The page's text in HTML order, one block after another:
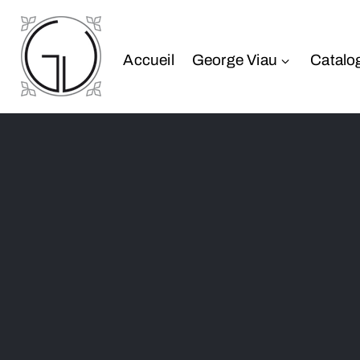
Accueil George Viau